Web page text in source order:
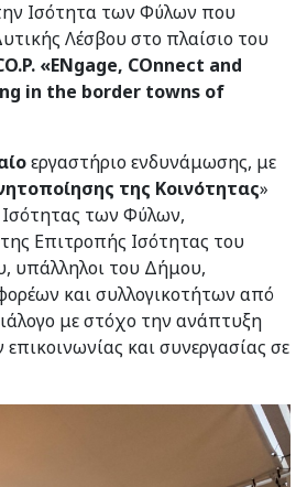
Ισότητα των Φύλων που
Λέσβου στο πλαίσιο του
«ENgage, COnnect and
in the border towns of
εργαστήριο ενδυνάμωσης, με
της Κοινότητας»
των Φύλων,
Επιτροπής Ισότητας του
υπάλληλοι του Δήμου,
και συλλογικοτήτων από
με στόχο την ανάπτυξη
και συνεργασίας σε